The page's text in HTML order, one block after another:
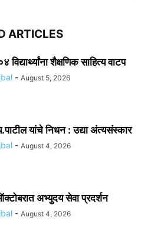
ARTICLES
विद्यार्थ्यांना शैक्षणिक साहित्य वाटप
- August 5, 2026
यांचे निधन : उद्या अंत्यसंस्कार
- August 4, 2026
अभ्युदय सेवा प्रदर्शन
- August 4, 2026